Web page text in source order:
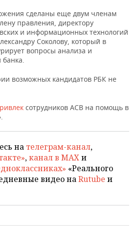
сделаны еще двум членам
правления, директору
и информационных технологий
Соколову, который в
вопросы анализа и
возможных кандидатов РБК не
сотрудников АСВ на помощь в
на телеграм-канал,
,канал в MAXи
«Реального
видео наRutube и